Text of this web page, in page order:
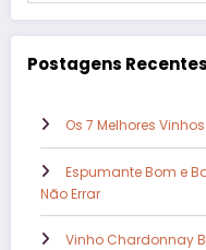
Postagens Recentes
Os 7 Melhores
Espumante Bom e
Não Errar
Vinho Chardonnay